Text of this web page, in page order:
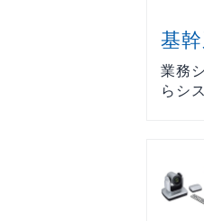
基
業務
らシ